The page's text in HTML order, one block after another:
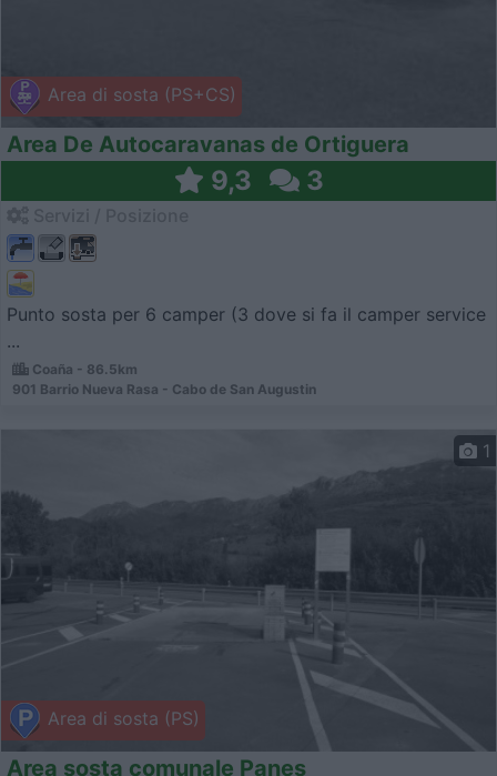
Area di sosta (PS+CS)
Area De Autocaravanas de Ortiguera
9,3 3
Punto sosta per 6 camper (3 dove si fa il camper service
...
Coaña - 86.5km
901 Barrio Nueva Rasa - Cabo de San Augustin
Area di sosta (PS)
1
Area sosta comunale Panes